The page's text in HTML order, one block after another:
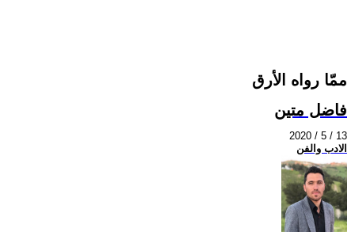
ممّا رواه الأرق
فاضل متين
2020 / 5 / 13
الادب والفن